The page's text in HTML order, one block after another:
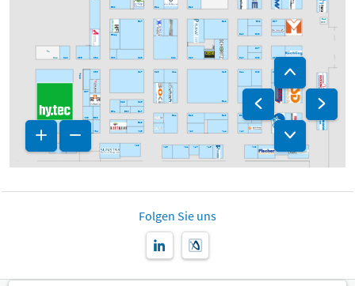
A09
C10
C40 C22
E32/1
C33 C09
A21
C37
C36
B14
C13
C30
C33/1
B13
A20
B21
D10
C20
A17
D08
B31 B27
A36
B30
C21
A25
C32
C00
Befr.
E09
C28
C25
B19
A14
C44
PL
E30
E27
C29
E13
A28
B10
A15
C06
C08
B29
E24
A10
E20
C23 C05
B09
A29
C11
C27
A34
B02
B33
Folgen Sie uns